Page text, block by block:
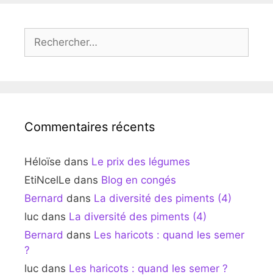
Rechercher :
Commentaires récents
Héloïse dans Le prix des légumes
EtiNcelLe dans Blog en congés
Bernard dans La diversité des piments (4)
luc dans La diversité des piments (4)
Bernard dans Les haricots : quand les semer
?
luc dans Les haricots : quand les semer ?